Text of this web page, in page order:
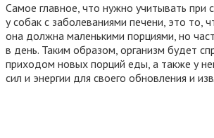
Самое главное, что нужно учитывать при
у собак с заболеваниями печени, это то,
она должна маленькими порциями, но
в день. Таким образом, организм будет
приходом новых порций еды, а также у
сил и энергии для своего обновления и